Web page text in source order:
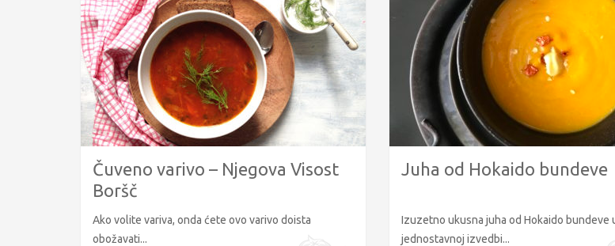
Čuveno varivo – Njegova Visost
Boršč
Ako volite variva, onda ćete ovo varivo doista
obožavati...
Juha od Hokaido bundeve
Izuzetno ukusna juha od Hokaido bundeve
jednostavnoj izvedbi...